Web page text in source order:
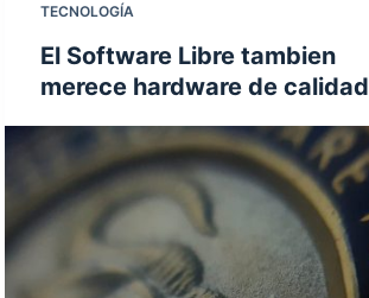
TECNOLOGÍA
El Software Libre tambien
merece hardware de calidad